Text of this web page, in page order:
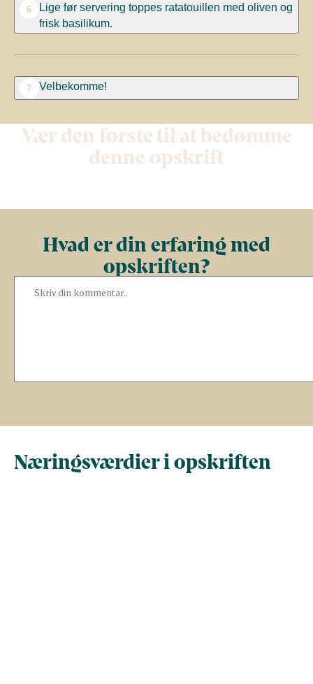
6
Lige før servering toppes ratatouillen med oliven og
frisk basilikum.
7 Velbekomme!
Vær den første til at bedømme
denne opskrift
Hvad er din erfaring med
opskriften?
Næringsværdier i opskriften